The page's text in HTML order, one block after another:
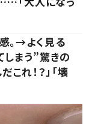
。→よく見る
まう”驚きの
れ！？」「壊